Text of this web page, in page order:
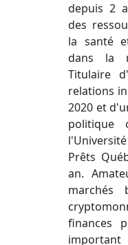
depuis 2
des
la santé
dans la
Titulaire
relations
2020 et
politique
Prêts
an.
finances